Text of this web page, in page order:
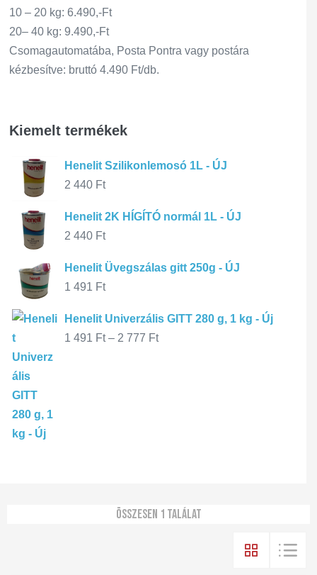
10 – 20 kg: 6.490,-Ft
20– 40 kg: 9.490,-Ft
Csomagautomatába, Posta Pontra vagy postára
kézbesítve: bruttó 4.490 Ft/db.
Kiemelt termékek
Henelit Szilikonlemosó 1L - ÚJ
2 440 Ft
Henelit 2K HÍGÍTÓ normál 1L - ÚJ
2 440 Ft
Henelit Üvegszálas gitt 250g - ÚJ
1 491 Ft
Henelit Univerzális GITT 280 g, 1 kg - Új
1 491 Ft – 2 777 Ft
Összesen 1 találat